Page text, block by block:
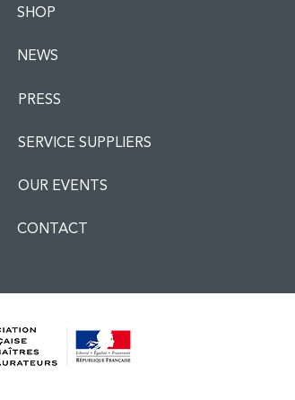
SHOP
NEWS
PRESS
SERVICE SUPPLIERS
OUR EVENTS
CONTACT